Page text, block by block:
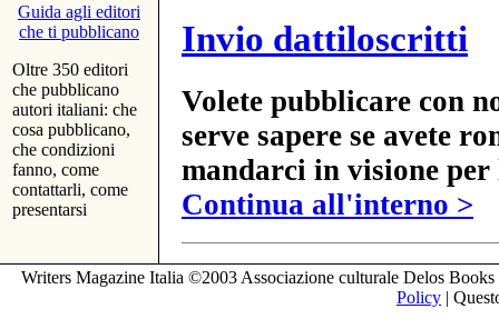
Guida agli editori
che ti pubblicano
Oltre 350 editori
che pubblicano
autori italiani: che
cosa pubblicano,
che condizioni
fanno, come
contattarli, come
presentarsi
Invio dattiloscritti
Volete pubblicare con
serve sapere se avete
mandarci in visione
Continua all'interno >
Writers Magazine Italia ©2003 Associazione culturale Delos
Policy |